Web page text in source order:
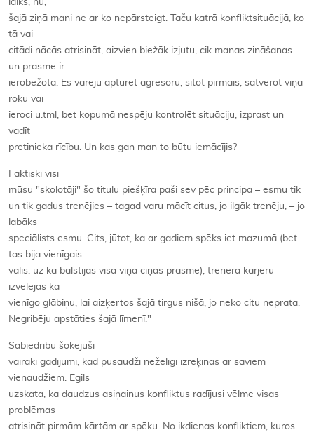
laiks, nu,
šajā ziņā mani ne ar ko nepārsteigt. Taču katrā konfliktsituācijā, ko
tā vai
citādi nācās atrisināt, aizvien biežāk izjutu, cik manas zināšanas
un prasme ir
ierobežota. Es varēju apturēt agresoru, sitot pirmais, satverot viņa
roku vai
ieroci u.tml, bet kopumā nespēju kontrolēt situāciju, izprast un
vadīt
pretinieka rīcību. Un kas gan man to būtu iemācījis?
Faktiski visi
mūsu "skolotāji" šo titulu piešķīra paši sev pēc principa – esmu tik
un tik gadus trenējies – tagad varu mācīt citus, jo ilgāk trenēju, – jo
labāks
speciālists esmu. Cits, jūtot, ka ar gadiem spēks iet mazumā (bet
tas bija vienīgais
valis, uz kā balstījās visa viņa cīņas prasme), trenera karjeru
izvēlējās kā
vienīgo glābiņu, lai aizķertos šajā tirgus nišā, jo neko citu neprata.
Negribēju apstāties šajā līmenī."
Sabiedrību šokējuši
vairāki gadījumi, kad pusaudži nežēlīgi izrēķinās ar saviem
vienaudžiem. Egils
uzskata, ka daudzus asiņainus konfliktus radījusi vēlme visas
problēmas
atrisināt pirmām kārtām ar spēku. No ikdienas konfliktiem, kuros